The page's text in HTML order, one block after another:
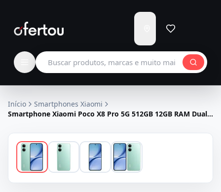
para
Carregando...
Buscar produtos
Início
Smartphones Xiaomi
Smartphone Xiaomi Poco X8 Pro 5G 512GB 12GB RAM Dual